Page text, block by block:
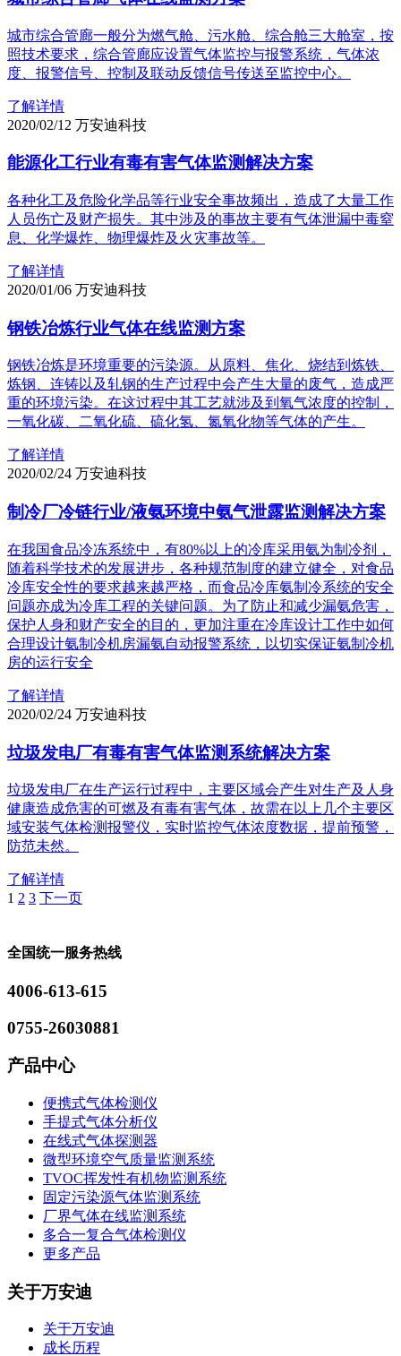
城市综合管廊一般分为燃气舱、污水舱、综合舱三大舱室，按
照技术要求，综合管廊应设置气体监控与报警系统，气体浓
度、报警信号、控制及联动反馈信号传送至监控中心。
了解详情
2020/02/12 万安迪科技
能源化工行业有毒有害气体监测解决方案
各种化工及危险化学品等行业安全事故频出，造成了大量工作
人员伤亡及财产损失。其中涉及的事故主要有气体泄漏中毒窒
息、化学爆炸、物理爆炸及火灾事故等。
了解详情
2020/01/06 万安迪科技
钢铁冶炼行业气体在线监测方案
钢铁冶炼是环境重要的污染源。从原料、焦化、烧结到炼铁、
炼钢、连铸以及轧钢的生产过程中会产生大量的废气，造成严
重的环境污染。在这过程中其工艺就涉及到氧气浓度的控制，
一氧化碳、二氧化硫、硫化氢、氮氧化物等气体的产生。
了解详情
2020/02/24 万安迪科技
制冷厂冷链行业/液氨环境中氨气泄露监测解决方案
在我国食品冷冻系统中，有80%以上的冷库采用氨为制冷剂，
随着科学技术的发展进步，各种规范制度的建立健全，对食品
冷库安全性的要求越来越严格，而食品冷库氨制冷系统的安全
问题亦成为冷库工程的关键问题。为了防止和减少漏氨危害，
保护人身和财产安全的目的，更加注重在冷库设计工作中如何
合理设计氨制冷机房漏氨自动报警系统，以切实保证氨制冷机
房的运行安全
了解详情
2020/02/24 万安迪科技
垃圾发电厂有毒有害气体监测系统解决方案
垃圾发电厂在生产运行过程中，主要区域会产生对生产及人身
健康造成危害的可燃及有毒有害气体，故需在以上几个主要区
域安装气体检测报警仪，实时监控气体浓度数据，提前预警，
防范未然。
了解详情
1 2 3 下一页
全国统一服务热线
4006-613-615
0755-26030881
产品中心
便携式气体检测仪
手提式气体分析仪
在线式气体探测器
微型环境空气质量监测系统
TVOC挥发性有机物监测系统
固定污染源气体监测系统
厂界气体在线监测系统
多合一复合气体检测仪
更多产品
关于万安迪
关于万安迪
成长历程